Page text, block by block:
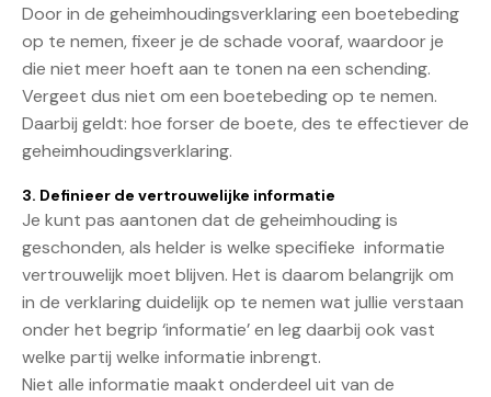
Door in de geheimhoudingsverklaring een boetebeding
op te nemen, fixeer je de schade vooraf, waardoor je
die niet meer hoeft aan te tonen na een schending.
Vergeet dus niet om een boetebeding op te nemen.
Daarbij geldt: hoe forser de boete, des te effectiever de
geheimhoudingsverklaring.
3. Definieer de vertrouwelijke informatie
Je kunt pas aantonen dat de geheimhouding is
geschonden, als helder is welke specifieke informatie
vertrouwelijk moet blijven. Het is daarom belangrijk om
in de verklaring duidelijk op te nemen wat jullie verstaan
onder het begrip ‘informatie’ en leg daarbij ook vast
welke partij welke informatie inbrengt.
Niet alle informatie maakt onderdeel uit van de